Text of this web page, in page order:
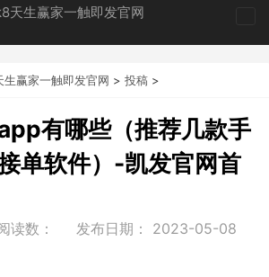
天生赢家一触即发官网
赢家一触即发官网 > 投稿 >
有哪些（推荐几款手
单软件）-凯发官网首
读数： 发布日期： 2023-05-08